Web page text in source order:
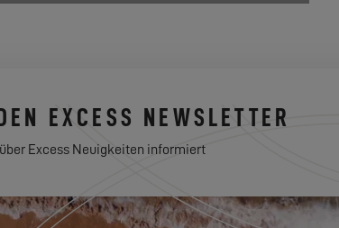
EXCESS NEWSLETTER
Excess Neuigkeiten informiert